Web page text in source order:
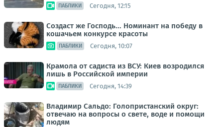
ПАБЛИКИ Сегодня, 12:15
Создаст же Господь... Номинант на победу в
кошачьем конкурсе красоты
ПАБЛИКИ Сегодня, 10:07
Крамола от садиста из ВСУ: Киев возродился
лишь в Российской империи
ПАБЛИКИ Сегодня, 14:39
Владимир Сальдо: Голопристанский округ:
отвечаю на вопросы о свете, воде и помощи
людям